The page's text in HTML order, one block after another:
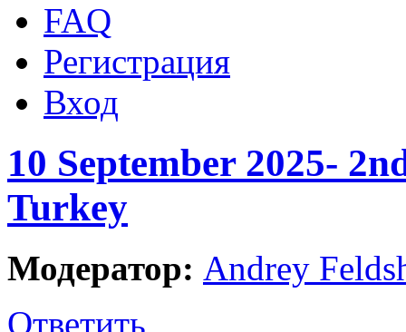
FAQ
Регистрация
Вход
10 September 2025-
Turkey
Модератор: Andrey
Ответить